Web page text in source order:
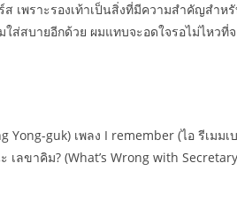
เพราะรองเท้าเป็นสิ่งที่มีความสำคัญสำห
ส่สบายอีกด้วย ผมแทบจะอดใจรอไม่ไหวที่
guk) เพลง I remember (ไอ รีเมม
ลขาคิม? (What’s Wrong with